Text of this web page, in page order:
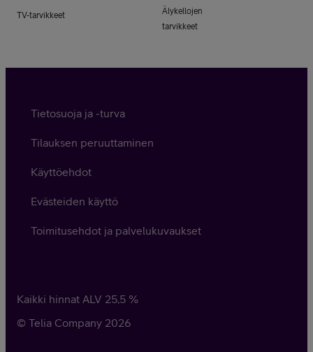
TV-tarvikkeet
Älykellojen
tarvikkeet
Tietosuoja ja -turva
Tilauksen peruuttaminen
Käyttöehdot
Evästeiden käyttö
Toimitusehdot ja palvelukuvaukset
Kaikki hinnat ALV 25,5 %
© Telia Company 2026